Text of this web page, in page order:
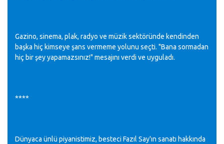
Gazino, sinema, plak, radyo ve müzik sektöründe kendinden
başka hiç kimseye şans vermeme yolunu seçti. "Bana sormadan
hiç bir şey yapamazsınız!" mesajını verdi ve uyguladı.
****
Dünyaca ünlü piyanistimiz, besteci Fazıl Say'ın sanatı hakkında